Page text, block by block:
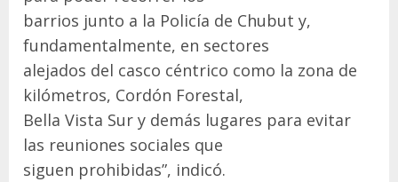
barrios junto a la Policía de Chubut y,
fundamentalmente, en sectores
alejados del casco céntrico como la zona de
kilómetros, Cordón Forestal,
Bella Vista Sur y demás lugares para evitar
las reuniones sociales que
siguen prohibidas”, indicó.